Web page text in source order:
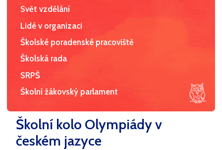
Svět vzdělání
Lidé v organizaci
Školské poradenské pracoviště
Školská rada
SRPŠ
Školní žákovský parlament
Školní kolo Olympiády v
českém jazyce